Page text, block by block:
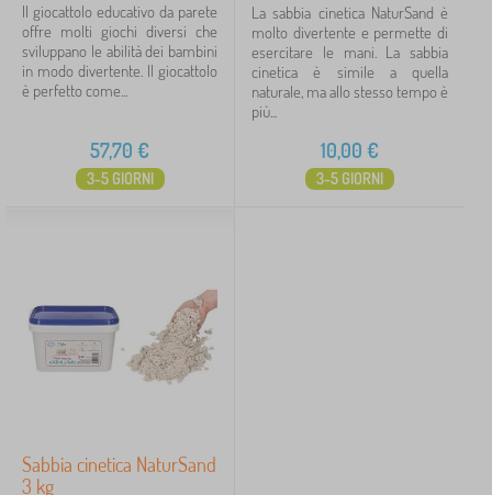
Il giocattolo educativo da parete
offre molti giochi diversi che
sviluppano le abilità dei bambini
in modo divertente. Il giocattolo
è perfetto come...
57,70 €
3-5 GIORNI
La sabbia cinetica NaturSand è
molto divertente e permette di
esercitare le mani. La sabbia
cinetica è simile a quella
naturale, ma allo stesso tempo è
più...
10,00 €
3-5 GIORNI
Sabbia cinetica NaturSand
3 kg